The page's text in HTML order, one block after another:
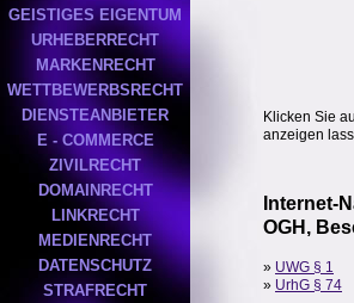
GEISTIGES EIGENTUM
URHEBERRECHT
MARKENRECHT
WETTBEWERBSRECHT
DIENSTEANBIETER
E - COMMERCE
ZIVILRECHT
DOMAINRECHT
LINKRECHT
MEDIENRECHT
DATENSCHUTZ
STRAFRECHT
Klicken Sie
anzeigen
Internet-
OGH,
» UWG § 1
» UrhG § 74